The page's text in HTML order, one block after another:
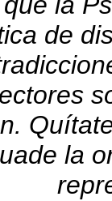
de
la